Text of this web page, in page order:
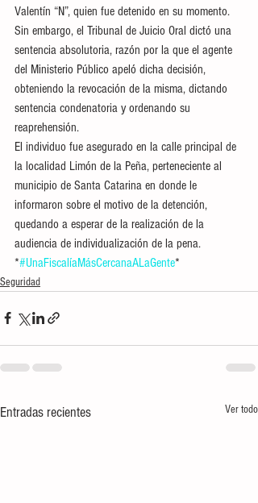
Valentín “N”, quien fue detenido en su momento.
Sin embargo, el Tribunal de Juicio Oral dictó una
sentencia absolutoria, razón por la que el agente
del Ministerio Público apeló dicha decisión,
obteniendo la revocación de la misma, dictando
sentencia condenatoria y ordenando su
reaprehensión.
El individuo fue asegurado en la calle principal de
la localidad Limón de la Peña, perteneciente al
municipio de Santa Catarina en donde le
informaron sobre el motivo de la detención,
quedando a esperar de la realización de la
audiencia de individualización de la pena.
*#UnaFiscalíaMásCercanaALaGente*
Seguridad
Entradas recientes Ver todo